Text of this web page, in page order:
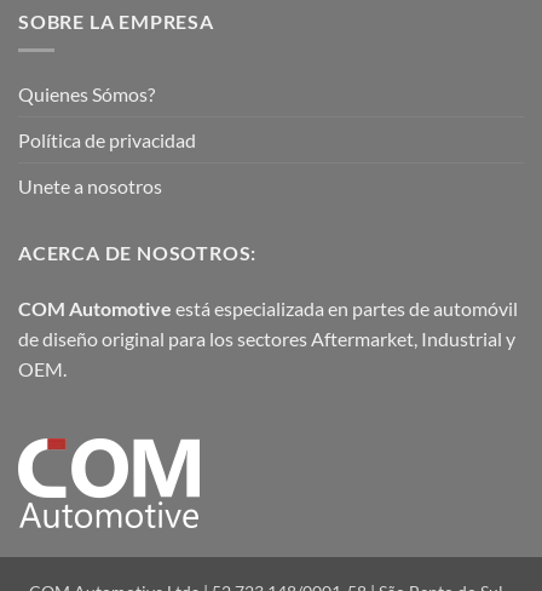
SOBRE LA EMPRESA
Quienes Sómos?
Política de privacidad
Unete a nosotros
ACERCA DE NOSOTROS:
COM Automotive está especializada en partes de automóvil
de diseño original para los sectores Aftermarket, Industrial y
OEM.